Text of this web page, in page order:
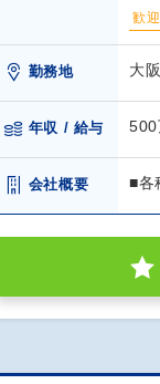
歓迎
勤務地 大
年収 / 給与 500
会社概要 ■各